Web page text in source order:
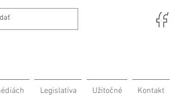
Legislatíva Užitočné Kontakt